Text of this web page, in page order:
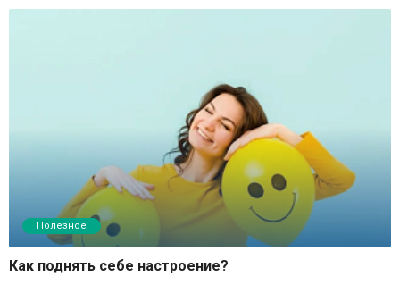
Полезное
Как поднять себе настроение?